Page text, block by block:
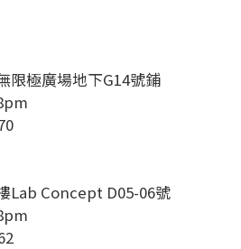
限極廣場地下G14號鋪
Lab Concept D05-06號